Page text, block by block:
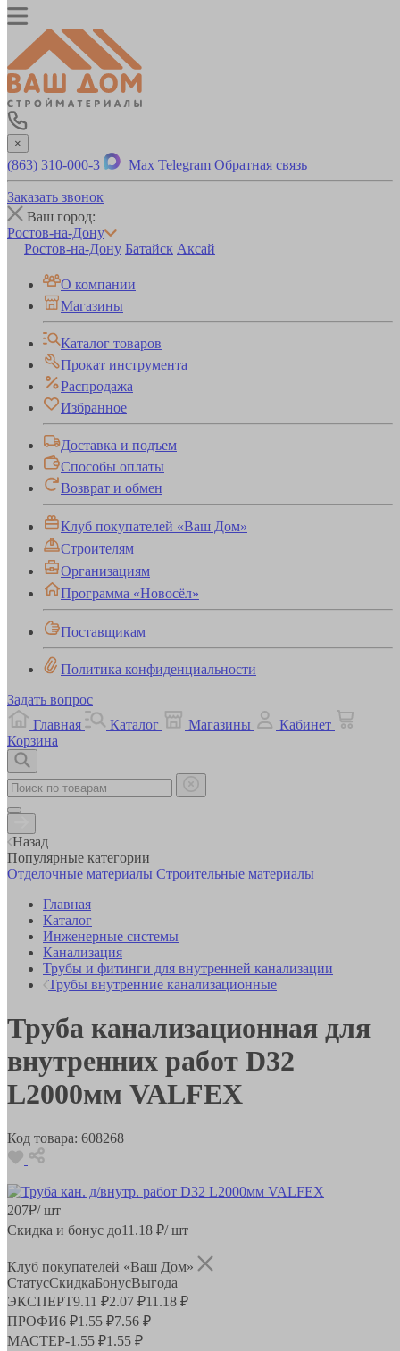
×
(863) 310-000-3 Max Telegram Обратная связь
Заказать звонок
Ваш город:
Ростов-на-Дону
Ростов-на-Дону Батайск Аксай
О компании
Магазины
Каталог товаров
Прокат инструмента
Распродажа
Избранное
Доставка и подъем
Способы оплаты
Возврат и обмен
Клуб покупателей «Ваш Дом»
Строителям
Организациям
Программа «Новосёл»
Поставщикам
Политика конфиденциальности
Задать вопрос
Главная
Каталог Магазины
Кабинет
Корзина
Назад
Популярные категории
Отделочные материалы Строительные материалы
Главная
Каталог
Инженерные системы
Канализация
Трубы и фитинги для внутренней канализации
Трубы внутренние канализационные
Труба канализационная для
внутренних работ D32
L2000мм VALFEX
Код товара: 608268
207₽/ шт
Скидка и бонус до11.18 ₽/ шт
Клуб покупателей «Ваш Дом»
СтатусСкидкаБонусВыгода
ЭКСПЕРТ9.11 ₽2.07 ₽11.18 ₽
ПРОФИ6 ₽1.55 ₽7.56 ₽
МАСТЕР-1.55 ₽1.55 ₽